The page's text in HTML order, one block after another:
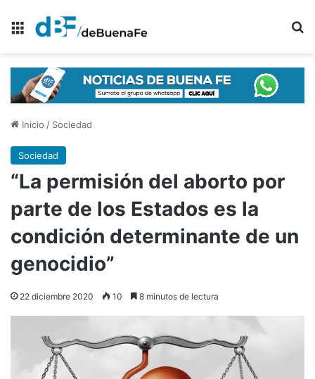
Menú
Inicio / Sociedad
Sociedad
“La permisión del aborto por
parte de los Estados es la
condición determinante de un
genocidio”
22 diciembre 2020 10 8 minutos de lectura